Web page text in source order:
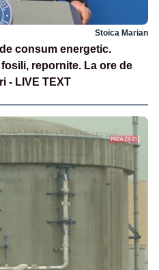
Stoica Marian
consum energetic.
repornite. La ore de
- LIVE TEXT